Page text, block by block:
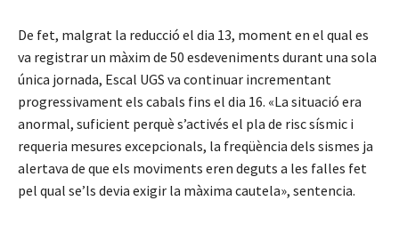
De fet, malgrat la reducció el dia 13, moment en el qual es
va registrar un màxim de 50 esdeveniments durant una sola
única jornada, Escal UGS va continuar incrementant
progressivament els cabals fins el dia 16. «La situació era
anormal, suficient perquè s’activés el pla de risc sísmic i
requeria mesures excepcionals, la freqüència dels sismes ja
alertava de que els moviments eren deguts a les falles fet
pel qual se’ls devia exigir la màxima cautela», sentencia.